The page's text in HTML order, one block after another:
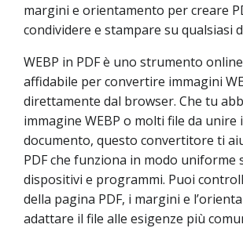
margini e orientamento per creare
condividere e stampare su qualsiasi
WEBP in PDF è uno strumento
affidabile per convertire immagini
direttamente dal browser. Che tu
immagine WEBP o molti file da unire
documento, questo convertitore ti
PDF che funziona in modo uniforme
dispositivi e programmi. Puoi
della pagina PDF, i margini e
adattare il file alle esigenze più